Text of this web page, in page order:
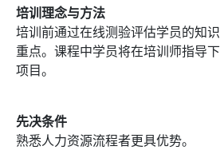
培训理念与方法
培训前通过在线测验评估学员的知
重点。课程中学员将在培训师指导
项目。
先决条件
熟悉人力资源流程者更具优势。